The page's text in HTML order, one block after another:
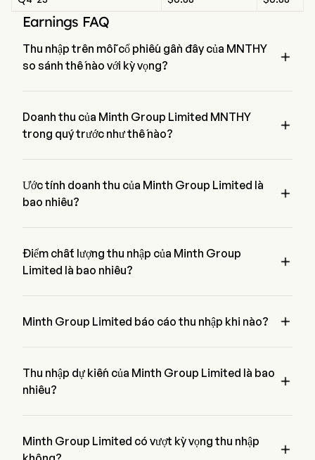
Earnings FAQ
Thu nhập trên mỗi cổ phiếu gần đây của MNTHY
so sánh thế nào với kỳ vọng?

Doanh thu của Minth Group Limited MNTHY
trong quý trước như thế nào?

Ước tính doanh thu của Minth Group Limited là
bao nhiêu?

Điểm chất lượng thu nhập của Minth Group
Limited là bao nhiêu?

tiền mặt và phân bổ vốn, và đòn bẩy.
Minth Group Limited báo cáo thu nhập khi nào? 
Thu nhập dự kiến của Minth Group Limited là bao
nhiêu?

Minth Group Limited có vượt kỳ vọng thu nhập
